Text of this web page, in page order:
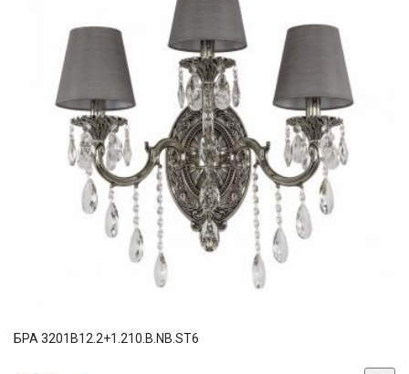
БРА 3201B12.2+1.210.B.NB.ST6